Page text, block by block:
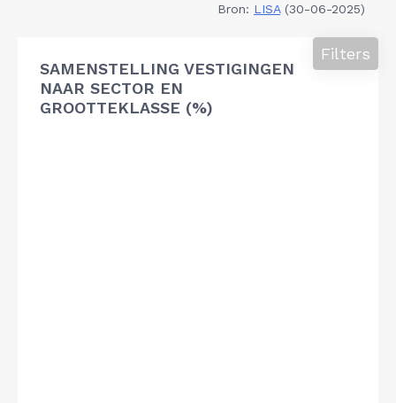
Bron: LISA(30-06-2025)
SAMENSTELLING VESTIGINGEN
NAAR SECTOR EN
GROOTTEKLASSE (%)
Filters